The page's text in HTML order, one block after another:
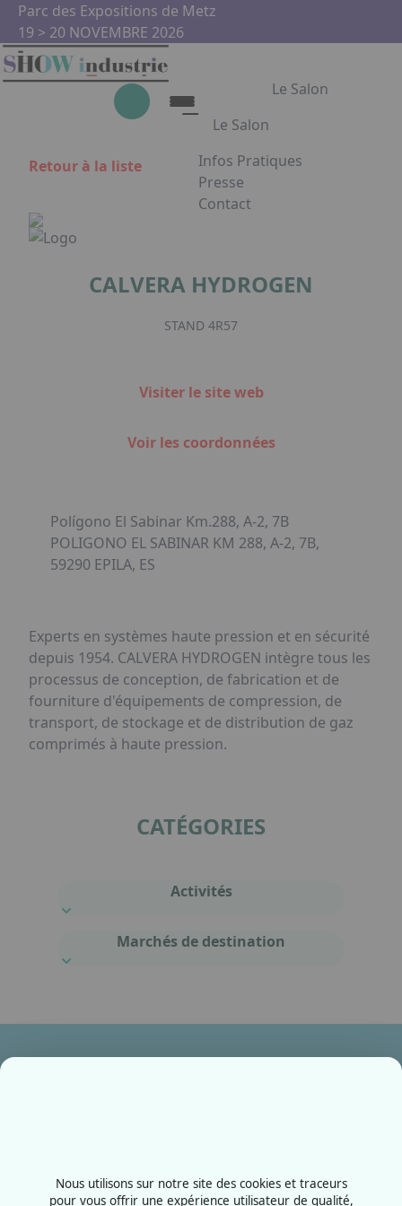
Aller au contenu principal
Parc des Expositions de Metz
19 > 20 NOVEMBRE 2026
Le Salon
Le Salon
Le Salon
Show Industrie
Infos Pratiques
Presse
Contact
Retour à la liste
CALVERA HYDROGEN
STAND 4R57
Visiter le site web
Voir les coordonnées
Polígono El Sabinar Km.288, A-2, 7B
POLIGONO EL SABINAR KM 288, A-2, 7B,
59290 EPILA, ES
Experts en systèmes haute pression et en sécurité
depuis 1954. CALVERA HYDROGEN intègre tous les
processus de conception, de fabrication et de
fourniture d'équipements de compression, de
transport, de stockage et de distribution de gaz
comprimés à haute pression.
CATÉGORIES
Activités
Marchés de destination
Rue de la Grange aux bois
Panneau de gestion des cookies
Nous utilisons sur notre site des cookies et traceurs
pour vous offrir une expérience utilisateur de qualité,